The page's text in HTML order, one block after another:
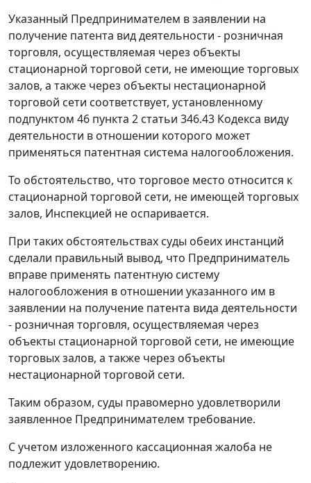
Указанный Предпринимателем в заявлении на
получение патента вид деятельности - розничная
торговля, осуществляемая через объекты
стационарной торговой сети, не имеющие торговых
залов, а также через объекты нестационарной
торговой сети соответствует, установленному
подпунктом 46 пункта 2 статьи 346.43 Кодекса виду
деятельности в отношении которого может
применяться патентная система налогообложения.
То обстоятельство, что торговое место относится к
стационарной торговой сети, не имеющей торговых
залов, Инспекцией не оспаривается.
При таких обстоятельствах суды обеих инстанций
сделали правильный вывод, что Предприниматель
вправе применять патентную систему
налогообложения в отношении указанного им в
заявлении на получение патента вида деятельности
- розничная торговля, осуществляемая через
объекты стационарной торговой сети, не имеющие
торговых залов, а также через объекты
нестационарной торговой сети.
Таким образом, суды правомерно удовлетворили
заявленное Предпринимателем требование.
С учетом изложенного кассационная жалоба не
подлежит удовлетворению.